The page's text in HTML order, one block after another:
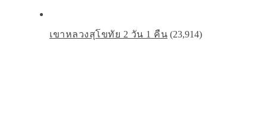
เขาหลวงสุโขทัย 2 วัน 1 คืน (23,914)